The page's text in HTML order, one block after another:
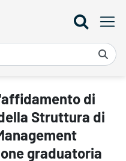
di dirigente della
di
Struttura di
graduatoria